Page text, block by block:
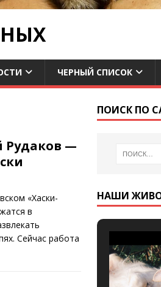
ЧЕРНЫЙ СПИСОК
Рудаков —
«Хаски-
в
Сейчас работа
ПОИСК ПО
НАШИ